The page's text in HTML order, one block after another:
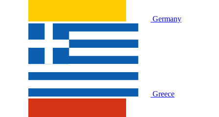
Germany
Greece